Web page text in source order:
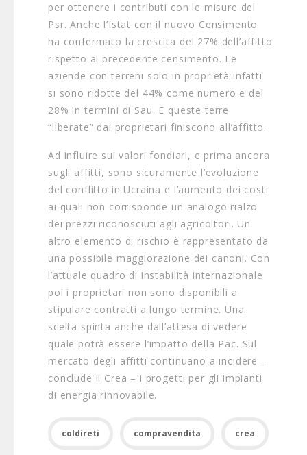
per ottenere i contributi con le misure del
Psr. Anche l’Istat con il nuovo Censimento
ha confermato la crescita del 27% dell’affitto
rispetto al precedente censimento. Le
aziende con terreni solo in proprietà infatti
si sono ridotte del 44% come numero e del
28% in termini di Sau. E queste terre
“liberate” dai proprietari finiscono all’affitto.
Ad influire sui valori fondiari, e prima ancora
sugli affitti, sono sicuramente l’evoluzione
del conflitto in Ucraina e l’aumento dei costi
ai quali non corrisponde un analogo rialzo
dei prezzi riconosciuti agli agricoltori. Un
altro elemento di rischio è rappresentato da
una possibile maggiorazione dei canoni. Con
l’attuale quadro di instabilità internazionale
poi i proprietari non sono disponibili a
stipulare contratti a lungo termine. Una
scelta spinta anche dall’attesa di vedere
quale potrà essere l’impatto della Pac. Sul
mercato degli affitti continuano a incidere –
conclude il Crea – i progetti per gli impianti
di energia rinnovabile.
coldireti compravendita crea